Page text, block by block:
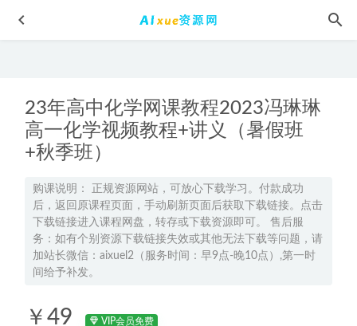
23年高中化学网课教程2023冯琳琳
高一化学视频教程+讲义（暑假班
+秋季班）
购课说明： 正规资源网站，可放心下载学习。付款成功
后，返回原课程页面，手动刷新页面后获取下载链接。点击
下载链接进入课程网盘，转存或下载资源即可。 售后服
务：如有个别资源下载链接失效或其他无法下载等问题，请
加站长微信：aixuel2（服务时间：早9点-晚10点）,第一时
间给予补发。
￥49 VIP会员免费
2025郭岩高三数学a+二轮复习寒假班 2025-02-09
2025张鹏高三生物三轮复习春季班网课教程 2025-04-01
2024康冲高三化学a+寒假班24年康冲高考化学二轮复习网课
教程 2024-02-03
高中英语网课教程2023聂宁高二英语寒假班视频教程+课堂笔